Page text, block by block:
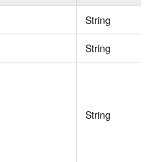
String
String
String